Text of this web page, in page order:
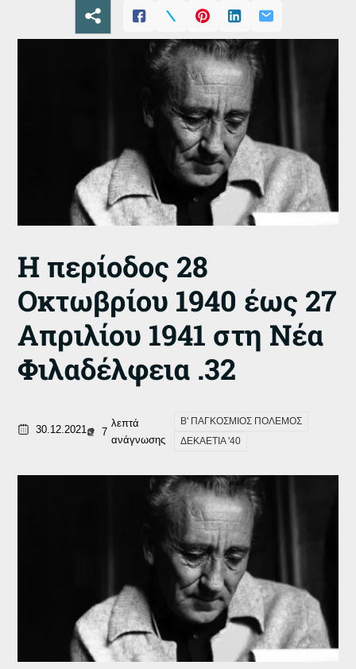
Η περίοδος 28
Οκτωβρίου 1940 έως 27
Απριλίου 1941 στη Νέα
Φιλαδέλφεια .32
30.12.2021 7
λεπτά
ανάγνωσης
Β' ΠΑΓΚΟΣΜΙΟΣ ΠΟΛΕΜΟΣ
ΔΕΚΑΕΤΙΑ '40